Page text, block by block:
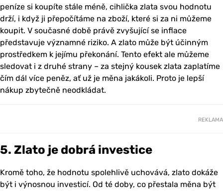
peníze si koupíte stále méně, cihlička zlata svou hodnotu
drží, i když ji přepočítáme na zboží, které si za ni můžeme
koupit. V současné době právě zvyšující se inflace
představuje významné riziko. A zlato může být účinným
prostředkem k jejímu překonání. Tento efekt ale můžeme
sledovat i z druhé strany – za stejný kousek zlata zaplatíme
čím dál více peněz, ať už je měna jakákoli. Proto je lepší
nákup zbytečně neodkládat.
REKLAMA
5. Zlato je dobrá investice
Kromě toho, že hodnotu spolehlivě uchovává, zlato dokáže
být i výnosnou investicí. Od té doby, co přestala měna být